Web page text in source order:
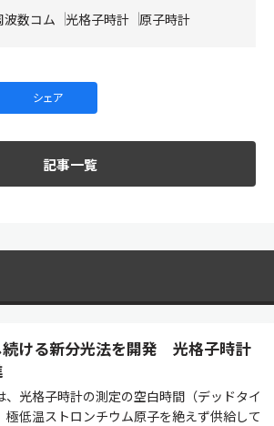
波数コム 光格子時計 原子時計
シェア
記事一覧
ける新分光法を開発 光格子時計
光格子時計の測定の空白時間（デッドタイ
極低温ストロンチウム原子を絶えず供給して